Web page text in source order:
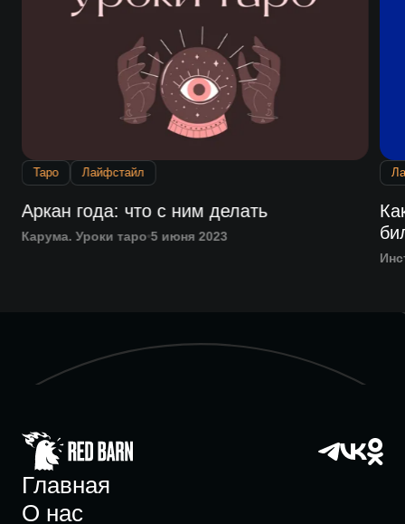
Таро Лайфстайл
Аркан года: что с ним делать
Карума. Уроки таро 5 июня 2023
Главная
О нас